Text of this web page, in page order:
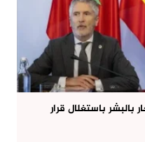
بالبشر باستغلال قرار